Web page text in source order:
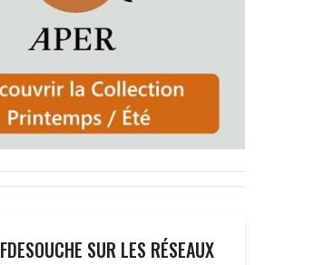
FDESOUCHE SUR LES RÉSEAUX